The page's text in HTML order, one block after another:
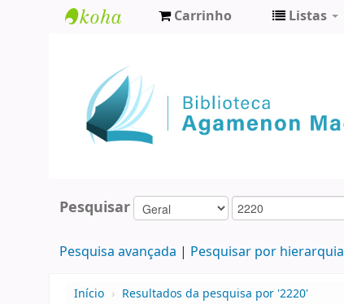
Agamenon
Magalhães
Carrinho Listas
Pesquisar
Pesquisa avançada Pesquisar por hierarquia
Início › Resultados da pesquisa por '2220'